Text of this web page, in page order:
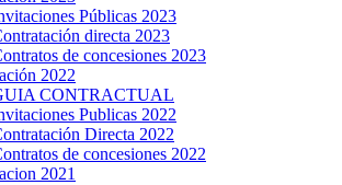
Públicas 2023
directa 2023
de concesiones 2023
2022
CONTRACTUAL
Publicas 2022
Directa 2022
de concesiones 2022
2021